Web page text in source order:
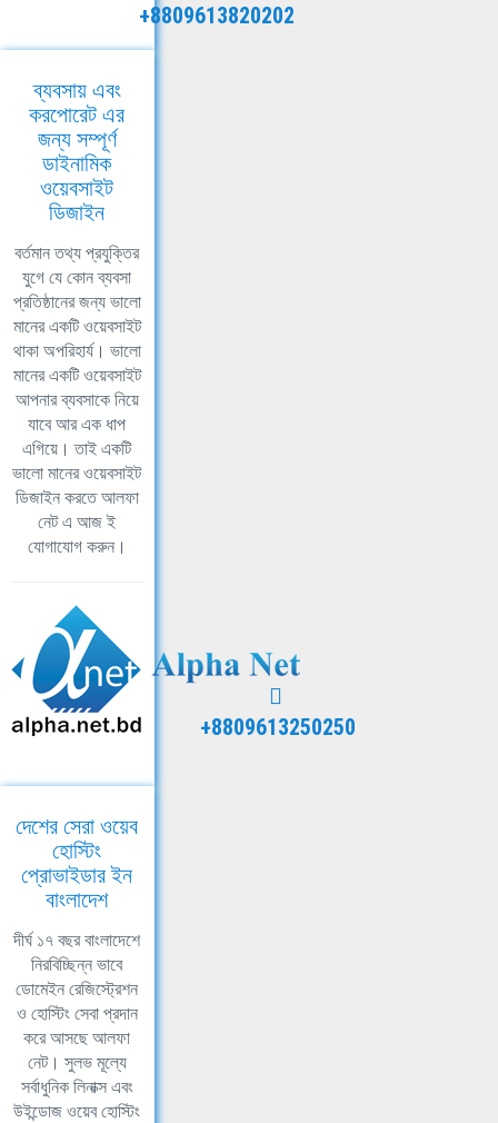
+8809613820202
ব্যবসায় এবং
করপোরেট এর
জন্য সম্পূর্ণ
ডাইনামিক
ওয়েবসাইট
ডিজাইন
বর্তমান তথ্য প্রযুক্তির
যুগে যে কোন ব্যবসা
প্রতিষ্ঠানের জন্য ভালো
মানের একটি ওয়েবসাইট
থাকা অপরিহার্য। ভালো
মানের একটি ওয়েবসাইট
আপনার ব্যবসাকে নিয়ে
যাবে আর এক ধাপ
এগিয়ে। তাই একটি
ভালো মানের ওয়েবসাইট
ডিজাইন করতে আলফা
নেট এ আজ ই
যোগাযোগ করুন।
+8809613250250
দেশের সেরা ওয়েব
হোস্টিং
প্রোভাইডার ইন
বাংলাদেশ
দীর্ঘ ১৭ বছর বাংলাদেশে
নিরবিচ্ছিন্ন ভাবে
ডোমেইন রেজিস্ট্রেশন
ও হোস্টিং সেবা প্রদান
করে আসছে আলফা
নেট। সুলভ মূল্যে
সর্বাধুনিক লিনাক্স এবং
উইন্ডোজ ওয়েব হোস্টিং